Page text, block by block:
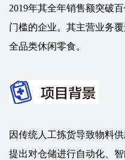
2019年其全年销售额突破
门槛的企业。 其主营业务
全品类休闲零食。
因传统人工拣货导致物料
提出对仓储进行自动化、